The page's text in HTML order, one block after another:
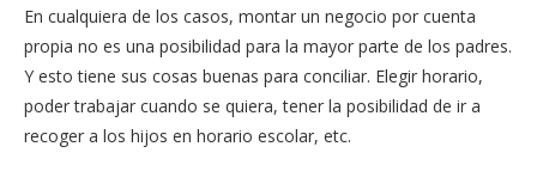
En cualquiera de los casos, montar un negocio por cuenta
propia no es una posibilidad para la mayor parte de los padres.
Y esto tiene sus cosas buenas para conciliar. Elegir horario,
poder trabajar cuando se quiera, tener la posibilidad de ir a
recoger a los hijos en horario escolar, etc.